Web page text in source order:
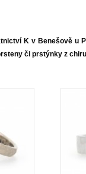
K v Benešově u
či prstýnky z